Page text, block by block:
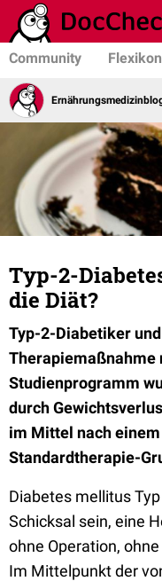
Community Flexikon
Typ-2-
die Diät?
Typ-2-Diabetiker
Therapiemaßnahme
Studienprogramm
durch
im Mittel nach
Standardtherapie-
Diabetes mellitus
Schicksal sein, eine
ohne Operation,
Im Mittelpunkt der